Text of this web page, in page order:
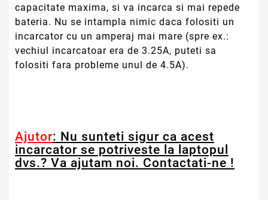
capacitate maxima, si va incarca si mai repede
bateria. Nu se intampla nimic daca folositi un
incarcator cu un amperaj mai mare (spre ex.:
vechiul incarcatoar era de 3.25A, puteti sa
folositi fara probleme unul de 4.5A).
Ajutor: Nu sunteti sigur ca acest
incarcator se potriveste la laptopul
dvs.? Va ajutam noi. Contactati-ne !